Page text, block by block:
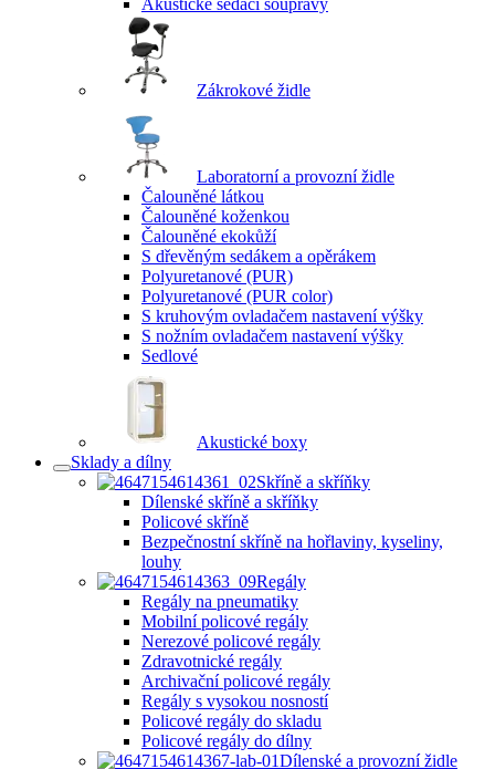
Akustické sedací soupravy
Zákrokové židle
Laboratorní a provozní židle
Čalouněné látkou
Čalouněné koženkou
Čalouněné ekokůží
S dřevěným sedákem a opěrákem
Polyuretanové (PUR)
Polyuretanové (PUR color)
S kruhovým ovladačem nastavení výšky
S nožním ovladačem nastavení výšky
Sedlové
Akustické boxy
Sklady a dílny
Skříně a skříňky
Dílenské skříně a skříňky
Policové skříně
Bezpečnostní skříně na hořlaviny, kyseliny,
louhy
Regály
Regály na pneumatiky
Mobilní policové regály
Nerezové policové regály
Zdravotnické regály
Archivační policové regály
Regály s vysokou nosností
Policové regály do skladu
Policové regály do dílny
Dílenské a provozní židle